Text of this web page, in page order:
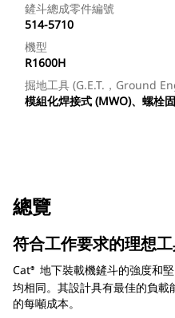
鏟斗總成零件編號
514-5710
機型
R1600H
掘地工具 (G.E.T.，Ground
模組化焊接式 (MWO)、螺栓
總覽
符合工作要求的理想
Cat® 地下裝載機鏟斗的強度和
均相同。其設計具有最佳的負
的每噸成本。